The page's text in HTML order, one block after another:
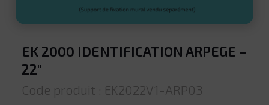
EK 2000 IDENTIFICATION ARPEGE –
22″
Code produit : EK2022V1-ARP03